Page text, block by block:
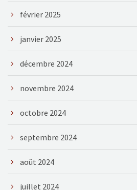
février 2025
janvier 2025
décembre 2024
novembre 2024
octobre 2024
septembre 2024
août 2024
juillet 2024